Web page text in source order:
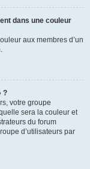
dans une couleur
aux membres d’un
?
votre groupe
sera la couleur et
du forum
d’utilisateurs par